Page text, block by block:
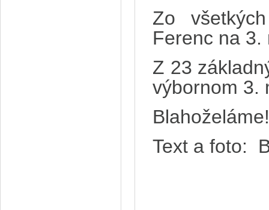
Zo
Ferenc na
Z 23
výbornom 3.
Blahoželáme!
Text a foto: